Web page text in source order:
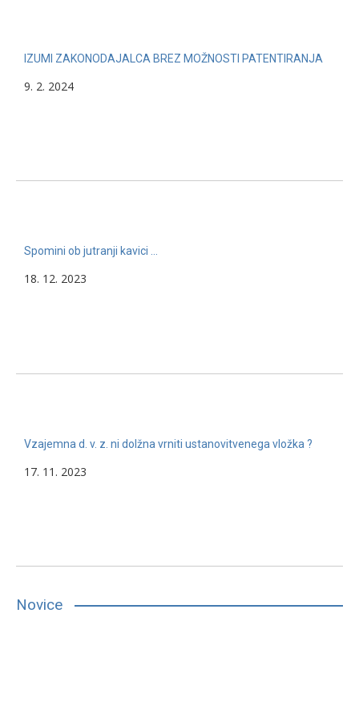
IZUMI ZAKONODAJALCA BREZ MOŽNOSTI PATENTIRANJA
9. 2. 2024
Spomini ob jutranji kavici …
18. 12. 2023
Vzajemna d. v. z. ni dolžna vrniti ustanovitvenega vložka ?
17. 11. 2023
Novice